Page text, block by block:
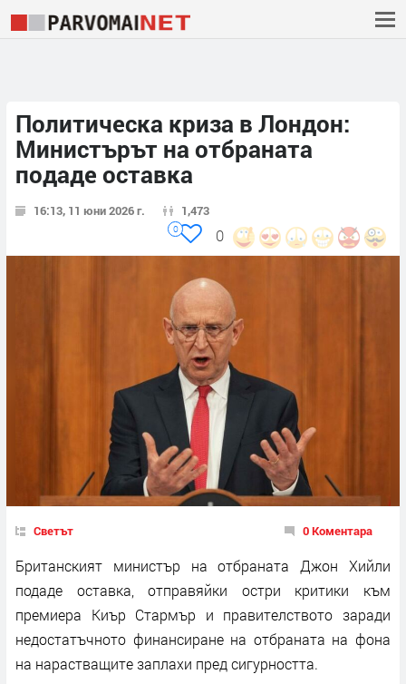
Политическа криза в Лондон:
Министърът на отбраната
подаде оставка
16:13, 11 юни 2026 г. 1,473
0
0
Светът 0 Коментара
Британският министър на отбраната Джон Хийли
подаде оставка, отправяйки остри критики към
премиера Киър Стармър и правителството заради
недостатъчното финансиране на отбраната на фона
на нарастващите заплахи пред сигурността.